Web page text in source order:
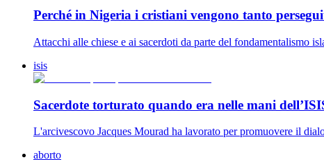
Perché in Nigeria i cristiani vengono tanto
Attacchi alle chiese e ai sacerdoti da parte del fondamentalismo
isis
Sacerdote torturato quando era nelle mani
L'arcivescovo Jacques Mourad ha lavorato per promuovere il
aborto